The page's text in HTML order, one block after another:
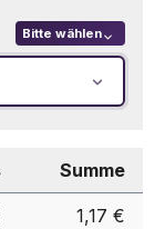
Bitte wählen
Summe
1,17 €